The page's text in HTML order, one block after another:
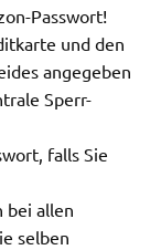
Passwort!
und den
angegeben
Sperr-
falls Sie
bei allen
selben